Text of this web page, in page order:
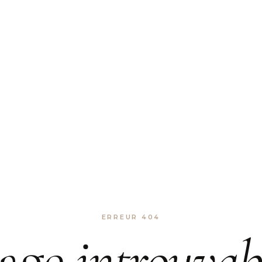
ERREUR 404